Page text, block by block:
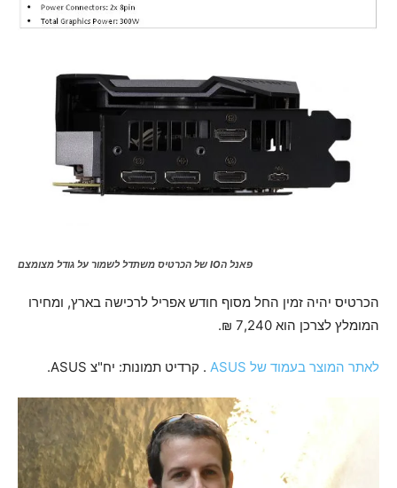
פאנל הIO של הכרטיס משתדל לשמור על גודל מצומצם
הכרטיס יהיה זמין החל מסוף חודש אפריל לרכישה בארץ, ומחירו
המומלץ לצרכן הוא 7,240 ₪.
לאתר המוצר בעמוד של ASUS . קרדיט תמונות: יח"צ ASUS.